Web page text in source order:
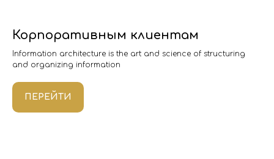
Корпоративным клиентам
Information architecture is the art and science of structuring
and organizing information
ПЕРЕЙТИ